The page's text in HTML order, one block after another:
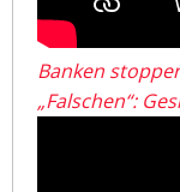
Banken
„Falschen“: